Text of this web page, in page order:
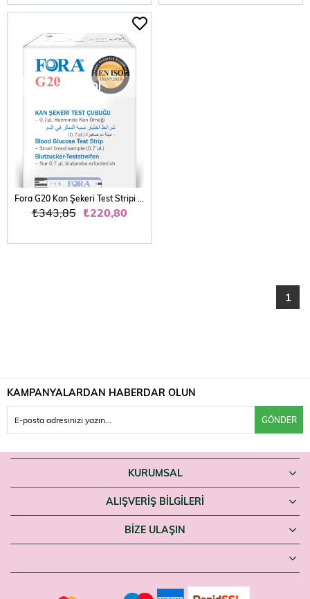
TÜKENDI
Fora G20 Kan Şekeri Test Stripi 50 li
₺220,80
₺343,85
1
KAMPANYALARDAN HABERDAR OLUN
GÖNDER
KURUMSAL
ALIŞVERİŞ BİLGİLERİ
BIZE ULAŞIN